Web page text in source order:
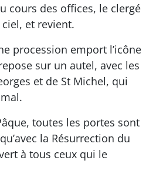
cours des offices, le clergé
et revient.
procession emport l’icône
sur un autel, avec les
et de St Michel, qui
toutes les portes sont
la Résurrection du
à tous ceux qui le